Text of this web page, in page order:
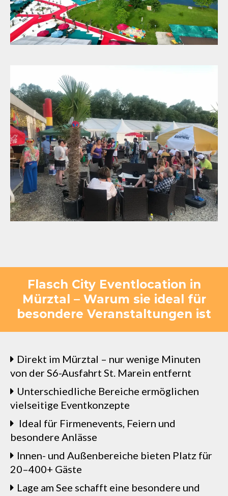
Flasch City Eventlocation in
Mürztal – Warum sie ideal für
besondere Veranstaltungen ist
Direkt im Mürztal – nur wenige Minuten
von der S6-Ausfahrt St. Marein entfernt
Unterschiedliche Bereiche ermöglichen
vielseitige Eventkonzepte
Ideal für Firmenevents, Feiern und
besondere Anlässe
Innen- und Außenbereiche bieten Platz für
20–400+ Gäste
Lage am See schafft eine besondere und